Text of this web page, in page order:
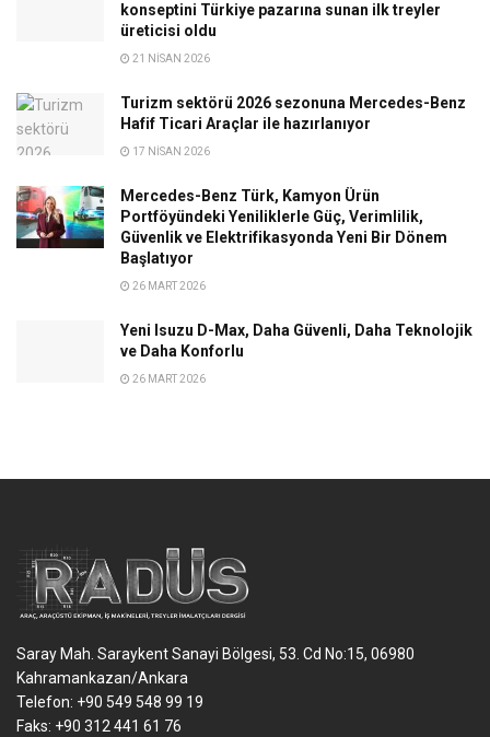
konseptini Türkiye pazarına sunan ilk treyler
üreticisi oldu
21 NISAN 2026
Turizm sektörü 2026 sezonuna Mercedes-Benz
Hafif Ticari Araçlar ile hazırlanıyor
17 NISAN 2026
Mercedes-Benz Türk, Kamyon Ürün
Portföyündeki Yeniliklerle Güç, Verimlilik,
Güvenlik ve Elektrifikasyonda Yeni Bir Dönem
Başlatıyor
26 MART 2026
Yeni Isuzu D-Max, Daha Güvenli, Daha Teknolojik
ve Daha Konforlu
26 MART 2026
Saray Mah. Saraykent Sanayi Bölgesi, 53. Cd No:15, 06980
Kahramankazan/Ankara
Telefon: +90 549 548 99 19
Faks: +90 312 441 61 76